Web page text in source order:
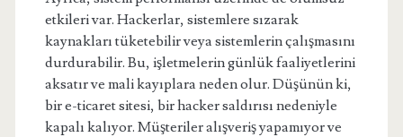
etkileri var. Hackerlar, sistemlere sızarak
kaynakları tüketebilir veya sistemlerin çalışmasını
durdurabilir. Bu, işletmelerin günlük faaliyetlerini
aksatır ve mali kayıplara neden olur. Düşünün ki,
bir e-ticaret sitesi, bir hacker saldırısı nedeniyle
kapalı kalıyor. Müşteriler alışveriş yapamıyor ve